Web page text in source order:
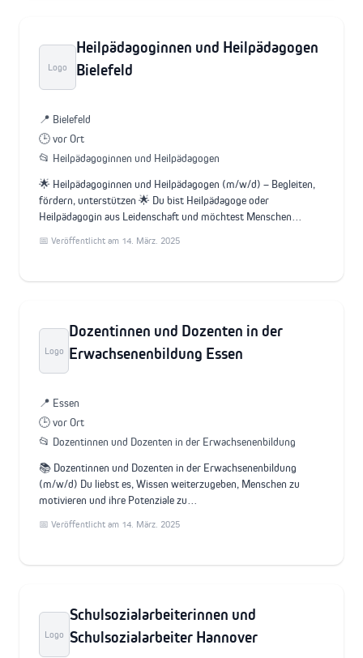
Logo
Heilpädagoginnen und Heilpädagogen
Bielefeld
📍 Bielefeld
🕒 vor Ort
📂 Heilpädagoginnen und Heilpädagogen
🌟 Heilpädagoginnen und Heilpädagogen (m/w/d) – Begleiten,
fördern, unterstützen 🌟 Du bist Heilpädagoge oder
Heilpädagogin aus Leidenschaft und möchtest Menschen…
📅 Veröffentlicht am 14. März. 2025
Logo
Dozentinnen und Dozenten in der
Erwachsenenbildung Essen
📍 Essen
🕒 vor Ort
📂 Dozentinnen und Dozenten in der Erwachsenenbildung
📚 Dozentinnen und Dozenten in der Erwachsenenbildung
(m/w/d) Du liebst es, Wissen weiterzugeben, Menschen zu
motivieren und ihre Potenziale zu…
📅 Veröffentlicht am 14. März. 2025
Logo
Schulsozialarbeiterinnen und
Schulsozialarbeiter Hannover